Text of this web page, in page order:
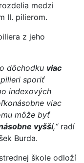
medzi
II. pilierom.
z jeho
dôchodku viac
sporiť
indexových
viac
môže byť
vyšší,“radí
Burda.
škole odloží